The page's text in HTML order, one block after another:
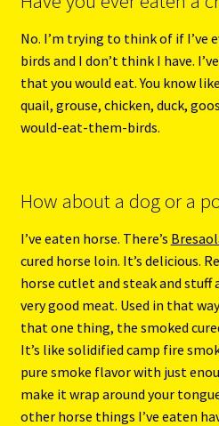
No. I’m trying to think of if I’ve
birds and I don’t think I have.
that you would eat. You know
quail, grouse, chicken, duck,
would-eat-them-birds.
How about a dog or a
I’ve eaten horse. There’s
cured horse loin. It’s delicious.
horse cutlet and steak and stuff
very good meat. Used in that
that one thing, the smoked
It’s like solidified camp fire
pure smoke flavor with just
make it wrap around your
other horse things I’ve eaten